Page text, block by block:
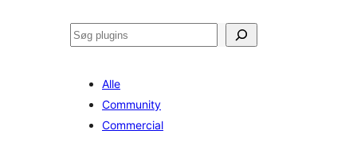
Søg
Alle
Community
Commercial